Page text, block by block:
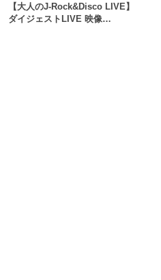
【大人のJ-Rock&Disco LIVE】
ダイジェストLIVE 映像…